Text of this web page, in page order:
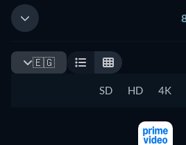
🇪🇬
4K
HD
SD